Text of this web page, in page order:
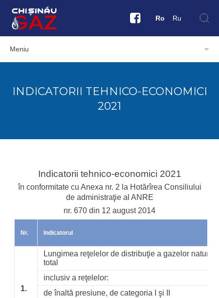
Ro Ru
Meniu
INDICATORII TEHNICO-ECONOMICI
2021
Indicatorii tehnico-economici 2021
în conformitate cu Anexa nr. 2 la Hotărîrea Consiliului
de administraţie al ANRE
nr. 670 din 12 august 2014
Nr. Indicatorul
1.
Lungimea reţelelor de distribuţie a gazelor
total
inclusiv a reţelelor:
de înaltă presiune, de categoria I şi II